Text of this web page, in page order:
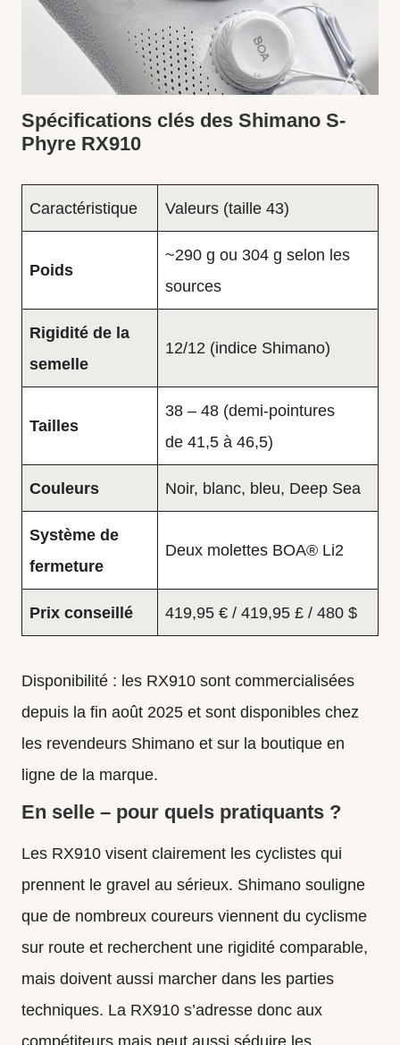
Spécifications clés des Shimano S-
Phyre RX910
Caractéristique Valeurs (taille 43)
Poids
~290 g ou 304 g selon les
sources
Rigidité de la
semelle
12/12 (indice Shimano)
Tailles
38 – 48 (demi‑pointures
de 41,5 à 46,5)
Couleurs Noir, blanc, bleu, Deep Sea
Système de
fermeture
Deux molettes BOA® Li2
Prix conseillé 419,95 € / 419,95 £ / 480 $
Disponibilité : les RX910 sont commercialisées
depuis la fin août 2025 et sont disponibles chez
les revendeurs Shimano et sur la boutique en
ligne de la marque.
En selle – pour quels pratiquants ?
Les RX910 visent clairement les cyclistes qui
prennent le gravel au sérieux. Shimano souligne
que de nombreux coureurs viennent du cyclisme
sur route et recherchent une rigidité comparable,
mais doivent aussi marcher dans les parties
techniques. La RX910 s’adresse donc aux
compétiteurs mais peut aussi séduire les